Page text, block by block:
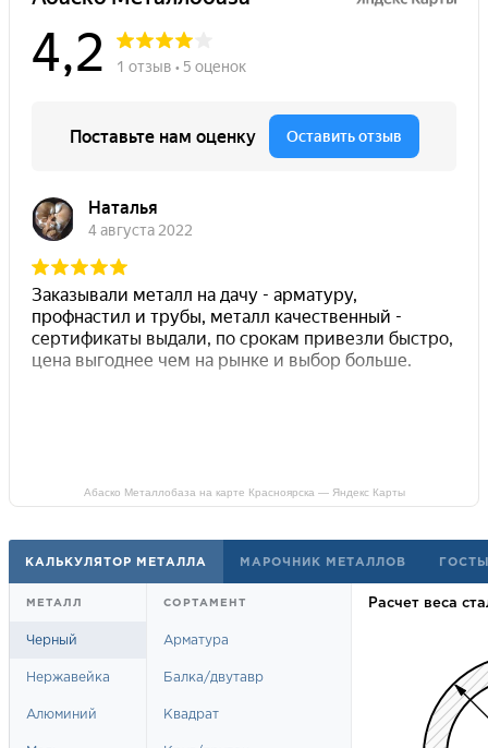
Абаско Металлобаза на карте Красноярска — Яндекс Карты